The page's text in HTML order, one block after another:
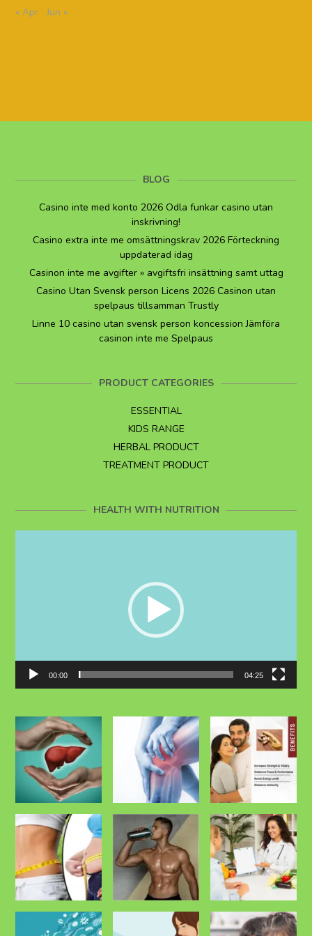
« Apr Jun »
BLOG
Casino inte med konto 2026 Odla funkar casino utan
inskrivning!
Casino extra inte me omsättningskrav 2026 Förteckning
uppdaterad idag
Casinon inte me avgifter » avgiftsfri insättning samt uttag
Casino Utan Svensk person Licens 2026 Casinon utan
spelpaus tillsamman Trustly
Linne 10 casino utan svensk person koncession Jämföra
casinon inte me Spelpaus
PRODUCT CATEGORIES
ESSENTIAL
KIDS RANGE
HERBAL PRODUCT
TREATMENT PRODUCT
HEALTH WITH NUTRITION
00:00 04:25